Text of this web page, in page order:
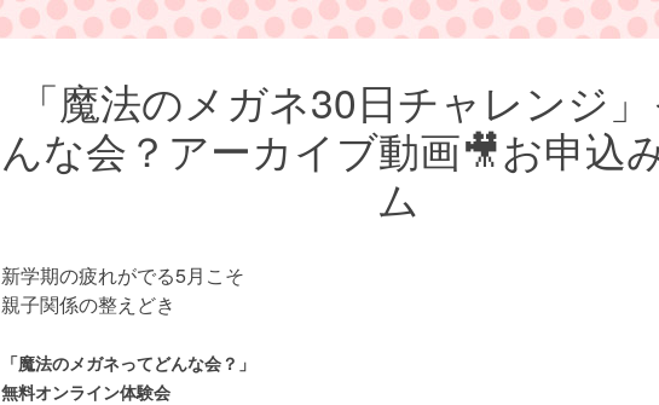
「魔法のメガネ30日チャレンジ
んな会？アーカイブ動画🎥お申込
ム
新学期の疲れがでる5月こそ
親子関係の整えどき
「魔法のメガネってどんな会？」
無料オンライン体験会